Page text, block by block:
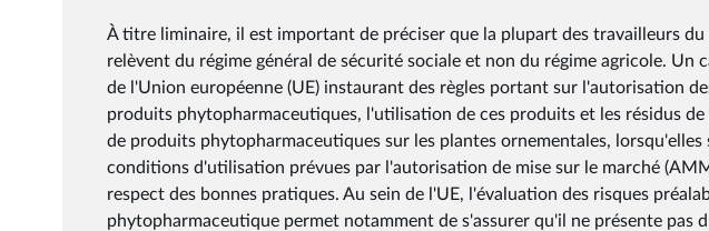
À titre liminaire, il est important de préciser que la plupart des travailleurs
relèvent du régime général de sécurité sociale et non du régime agricole. Un
de l'Union européenne (UE) instaurant des règles portant sur l'autorisation
produits phytopharmaceutiques, l'utilisation de ces produits et les résidus
de produits phytopharmaceutiques sur les plantes ornementales,
conditions d'utilisation prévues par l'autorisation de mise sur le marché
respect des bonnes pratiques. Au sein de l'UE, l'évaluation des risques
phytopharmaceutique permet notamment de s'assurer qu'il ne présente pas